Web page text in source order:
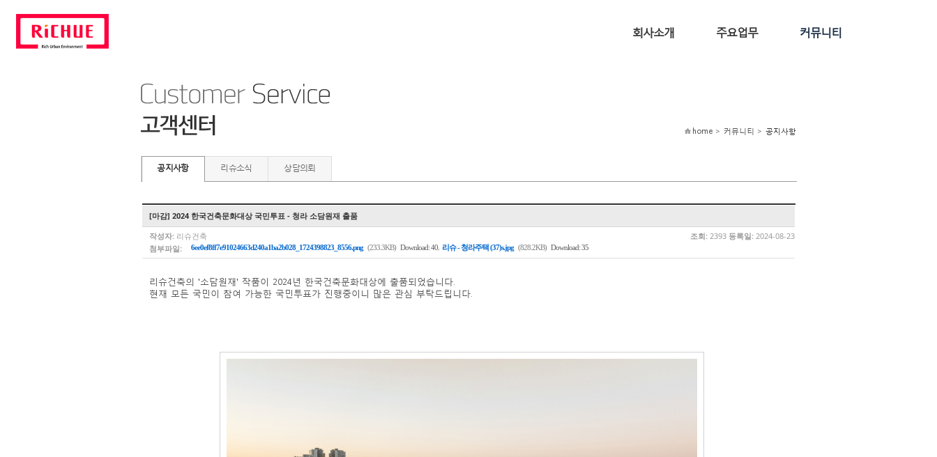
회사소개 주요업무 커뮤니티
공지사항 리슈소식 상담의뢰
home > 커뮤니티 > 공지사항
[마감] 2024 한국건축문화대상 국민투표 - 청라 소담원재 출품
작성자: 리슈건축 조회: 2393 등록일: 2024-08-23
첨부파일:
6ee0ef8ff7e91024663d240a1ba2b028_1724398823_8556.png (233.3KB) Download: 40, 리슈 - 청라주택 (37)s.jpg (828.2KB) Download: 35
리슈건축의 '소담원재' 작품이 2024년 한국건축문화대상에 출품되었습니다.
현재 모든 국민이 참여 가능한 국민투표가 진행중이니 많은 관심 부탁드립니다.